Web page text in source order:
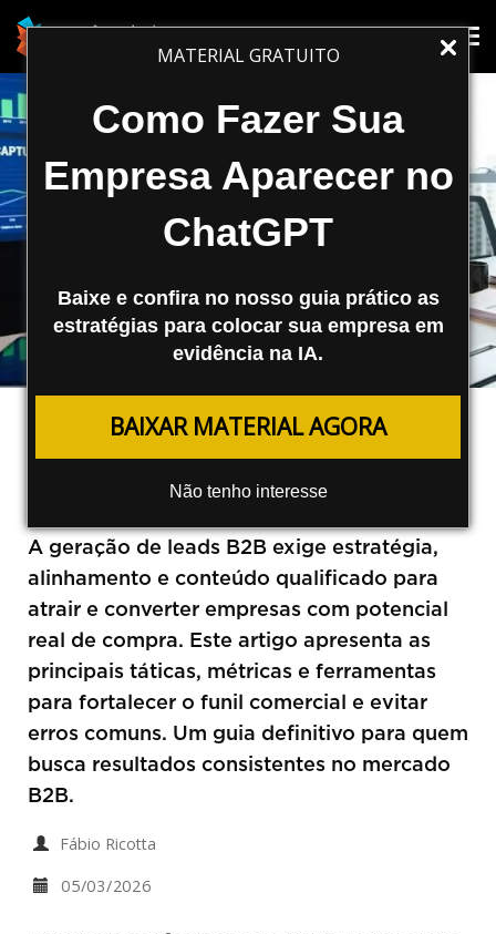
MATERIAL GRATUITO
Como Fazer Sua
Empresa Aparecer no
ChatGPT
Baixe e confira no nosso guia prático as
estratégias para colocar sua empresa em
evidência na IA.
BAIXAR MATERIAL AGORA
Não tenho interesse
Geração de Leads B2B: Conheça as
Melhores Estratégias
A geração de leads B2B exige estratégia,
alinhamento e conteúdo qualificado para
atrair e converter empresas com potencial
real de compra. Este artigo apresenta as
principais táticas, métricas e ferramentas
para fortalecer o funil comercial e evitar
erros comuns. Um guia definitivo para quem
busca resultados consistentes no mercado
B2B.
Fábio Ricotta
05/03/2026